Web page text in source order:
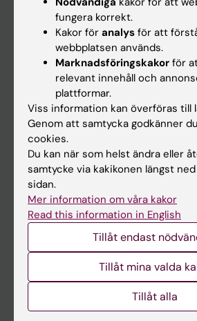
Kalender
Schema
Studentmejlen
Kurs- och programwebbar
Student på KI
Medarbetare
Medarbetarportalen
Kontakta och besök KI
Universitetsbiblioteket
fungera korrekt.
Kakor för analys för att
webbplatsen används.
Marknadsföringskakor för
relevant innehåll och
plattformar.
Viss information kan överföras till
Genom att samtycka godkänner
cookies.
Du kan när som helst ändra eller
samtycke via kakikonen längst
sidan.
Mer information om våra kakor
Read this information in English
Tillåt endast
Tillåt mina valda
Tillåt alla